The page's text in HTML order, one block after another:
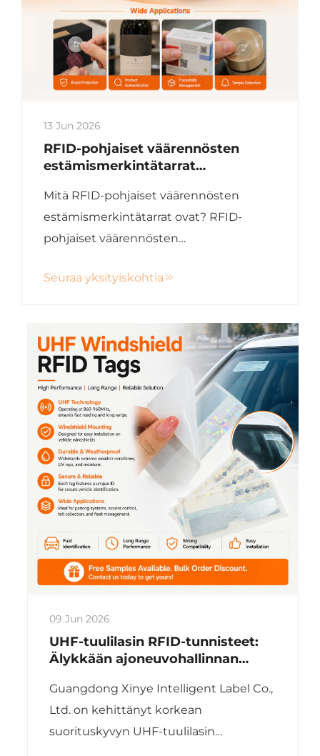
13 Jun 2026
RFID-pohjaiset väärennösten
estämismerkintätarrat
ja jäljitettävyysratkaisut
Mitä RFID-pohjaiset väärennösten
estämismerkintätarrat ovat? RFID-
pohjaiset väärennösten
tarramerkintöjä, joissa on upotettu
tunnistusnumero, jota ei voida helposti
kopioida. Kun tarrat kiinnitetään
viinipulloihin, nämä tarrat...
Seuraa yksityiskohtia
09 Jun 2026
UHF-tuulilasin RFID-tunnisteet:
Älykkään ajoneuvohallinnan
Guangdong Xinye Intelligent Label Co.,
Ltd. on kehittänyt korkean
suorituskyvyn UHF-tuulilasin